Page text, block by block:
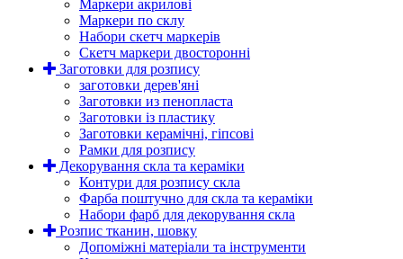
Маркери акрилові
Маркери по склу
Набори скетч маркерів
Скетч маркери двосторонні
Заготовки для розпису
заготовки дерев'яні
Заготовки из пенопласта
Заготовки із пластику
Заготовки керамічні, гіпсові
Рамки для розпису
Декорування скла та кераміки
Контури для розпису скла
Фарба поштучно для скла та кераміки
Набори фарб для декорування скла
Розпис тканин, шовку
Допоміжні матеріали та інструменти